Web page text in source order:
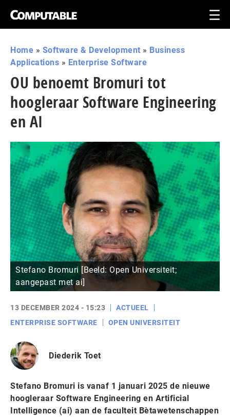
Home » Software & Development » Business
Applications » Enterprise Software
OU benoemt Bromuri tot
hoogleraar Software Engineering
en AI
Stefano Bromuri [Beeld: Open Universiteit;
aangepast met ai]
13 DECEMBER 2024 - 15:23
ACTUEEL
ENTERPRISE SOFTWARE
OPEN UNIVERSITEIT
Diederik Toet
Stefano Bromuri is vanaf 1 januari 2025 de nieuwe
hoogleraar Software Engineering en Artificial
Intelligence (ai) aan de faculteit Bètawetenschappen